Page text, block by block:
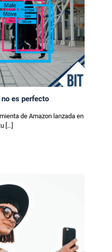
es perfecto
de Amazon lanzada en
[…]